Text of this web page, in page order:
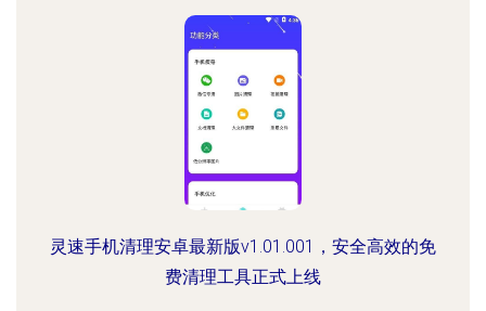
灵速手机清理安卓最新版v1.01.001，安全高效的免
费清理工具正式上线